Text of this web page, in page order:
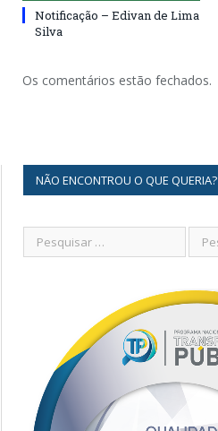
Notificação – Edivan de Lima
Silva
Os comentários estão fechados.
NÃO ENCONTROU O QUE QUERIA?